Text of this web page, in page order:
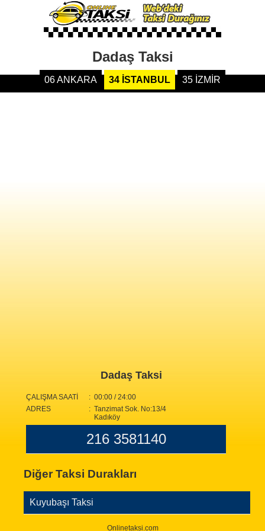
Dadaş Taksi
06 ANKARA 34 İSTANBUL 35 İZMİR
Dadaş Taksi
ÇALIŞMA SAATİ
: 00:00 / 24:00
ADRES
: Tanzimat Sok. No:13/4
Kadıköy
216 3581140
Diğer Taksi Durakları
Kuyubaşı Taksi
Onlinetaksi.com